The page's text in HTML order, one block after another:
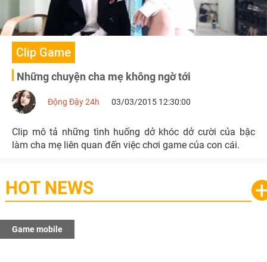
Clip Game
Những chuyện cha mẹ không ngờ tới
Động Đậy 24h 03/03/2015 12:30:00
Clip mô tả những tình huống dở khóc dở cười của bậc
làm cha mẹ liên quan đến việc chơi game của con cái.
HOT NEWS
Game mobile